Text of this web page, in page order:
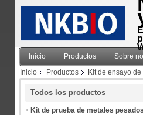
Inicio Productos Sobre
Inicio
Productos Kit de ensayo
Todos los productos
Kit de prueba de metales pesados